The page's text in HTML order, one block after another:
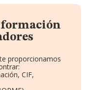
proporcionamos
CIF,